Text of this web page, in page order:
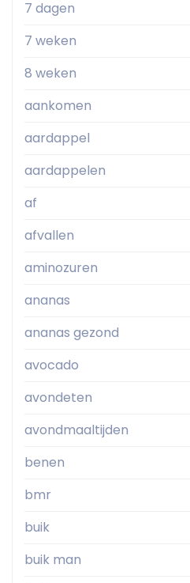
7 dagen
7 weken
8 weken
aankomen
aardappel
aardappelen
af
afvallen
aminozuren
ananas
ananas gezond
avocado
avondeten
avondmaaltijden
benen
bmr
buik
buik man